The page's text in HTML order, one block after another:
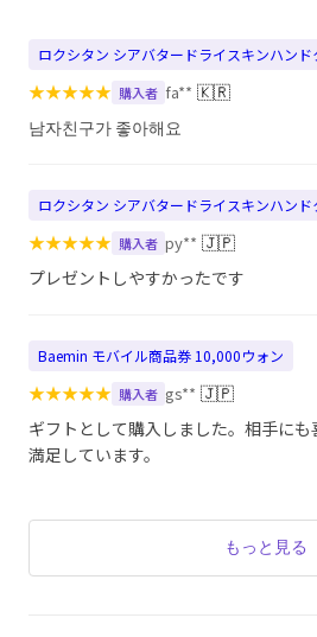
ロクシタン シアバタードライスキンハン
★★★★★ 購入者 fa** 🇰🇷
남자친구가 좋아해요
ロクシタン シアバタードライスキンハン
★★★★★ 購入者 py** 🇯🇵
プレゼントしやすかったです
Baemin モバイル商品券 10,000ウォン
★★★★★ 購入者 gs** 🇯🇵
ギフトとして購入しました。相手にも
満足しています。
もっと見る